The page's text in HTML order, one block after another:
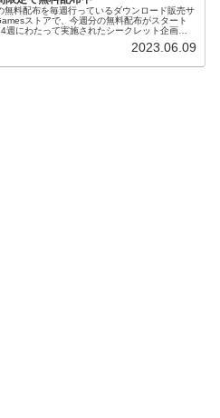
無料配布を毎週行っているダウンロード販売サ
ストアで、今週分の無料配布がスタート
週にわたって実施されたシークレット企画、
2023.06.09